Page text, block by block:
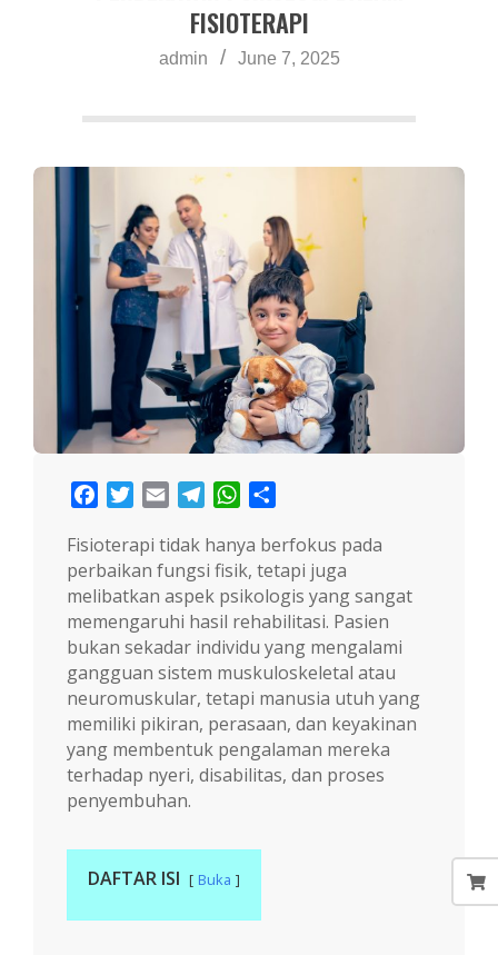
FISIOTERAPI
admin June 7, 2025
FacebookTwitter
Email TelegramWhatsApp
Fisioterapi tidak hanya berfokus pada
perbaikan fungsi fisik, tetapi juga
melibatkan aspek psikologis yang sangat
memengaruhi hasil rehabilitasi. Pasien
bukan sekadar individu yang mengalami
gangguan sistem muskuloskeletal atau
neuromuskular, tetapi manusia utuh yang
memiliki pikiran, perasaan, dan keyakinan
yang membentuk pengalaman mereka
terhadap nyeri, disabilitas, dan proses
penyembuhan.
DAFTAR ISI Buka